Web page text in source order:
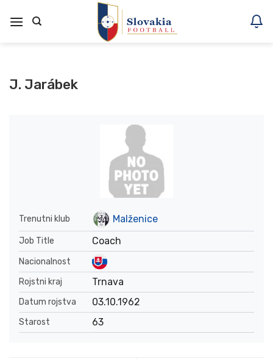
na
J. Jarábek
Trenutni klub Malženice
Job Title Coach
Nacionalnost
Rojstni kraj
Trnava
Datum rojstva 03.10.1962
Starost 63